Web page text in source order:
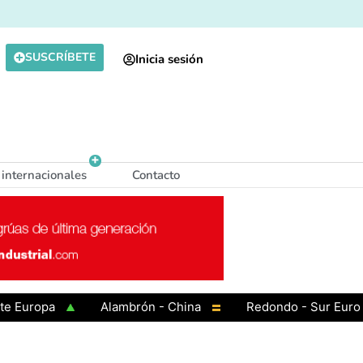
SUSCRÍBETE Inicia sesión
Contacto
Alambrón - China Redondo - Sur Europa